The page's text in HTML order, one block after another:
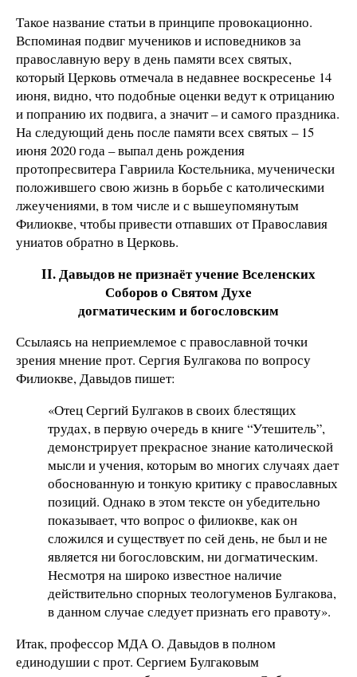
Такое название статьи в принципе провокационно.
Вспоминая подвиг мучеников и исповедников за
православную веру в день памяти всех святых,
который Церковь отмечала в недавнее воскресенье 14
июня, видно, что подобные оценки ведут к отрицанию
и попранию их подвига, а значит – и самого праздника.
На следующий день после памяти всех святых – 15
июня 2020 года – выпал день рождения
протопресвитера Гавриила Костельника, мученически
положившего свою жизнь в борьбе с католическими
лжеучениями, в том числе и с вышеупомянутым
Филиокве, чтобы привести отпавших от Православия
униатов обратно в Церковь.
II. Давыдов не признаёт учение Вселенских
Соборов о Святом Духе
догматическим и богословским
Ссылаясь на неприемлемое с православной точки
зрения мнение прот. Сергия Булгакова по вопросу
Филиокве, Давыдов пишет:
«Отец Сергий Булгаков в своих блестящих
трудах, в первую очередь в книге “Утешитель”,
демонстрирует прекрасное знание католической
мысли и учения, которым во многих случаях дает
обоснованную и тонкую критику с православных
позиций. Однако в этом тексте он убедительно
показывает, что вопрос о филиокве, как он
сложился и существует по сей день, не был и не
является ни богословским, ни догматическим.
Несмотря на широко известное наличие
действительно спорных теологуменов Булгакова,
в данном случае следует признать его правоту».
Итак, профессор МДА О. Давыдов в полном
единодушии с прот. Сергием Булгаковым